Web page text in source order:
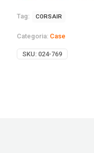
Tag: CORSAIR
Categoria: Case
SKU: 024-769